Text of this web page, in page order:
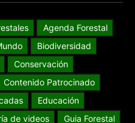
Agenda Forestal
Biodiversidad
Conservación
Contenido Patrocinado
Educación
de videos
Guia Forestal